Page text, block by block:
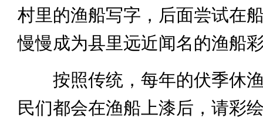
村里的渔船写字，后面尝试在
慢慢成为县里远近闻名的渔船
按照传统，每年的伏季休渔
民们都会在渔船上漆后，请彩